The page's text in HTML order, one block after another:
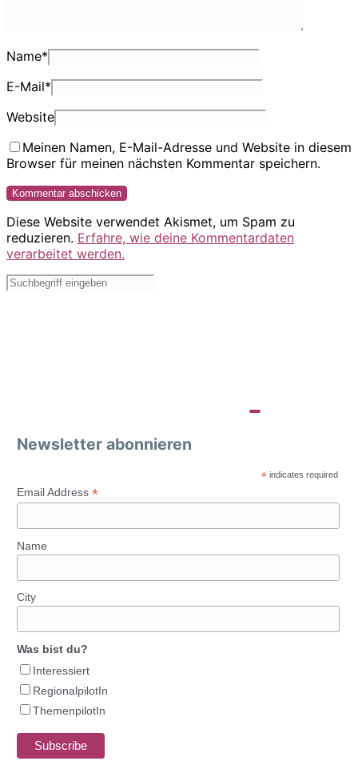
Name*
E-Mail*
Website
Meinen Namen, E-Mail-Adresse und Website in diesem
Browser für meinen nächsten Kommentar speichern.
Diese Website verwendet Akismet, um Spam zu
reduzieren. Erfahre, wie deine Kommentardaten
verarbeitet werden.
Newsletter abonnieren
* indicates required
Email Address *
Name
City
Was bist du?
Interessiert
RegionalpilotIn
ThemenpilotIn